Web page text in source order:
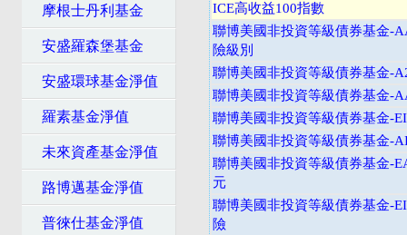
摩根士丹利基金
安盛羅森堡基金
安盛環球基金淨值
羅素基金淨值
未來資產基金淨值
路博邁基金淨值
普徠仕基金淨值
ICE高收益100指數
聯博美國非投資等級債券基金-
險級別
聯博美國非投資等級債券基金-
聯博美國非投資等級債券基金-
聯博美國非投資等級債券基金-
聯博美國非投資等級債券基金-
聯博美國非投資等級債券基金-
元
聯博美國非投資等級債券基金-
險